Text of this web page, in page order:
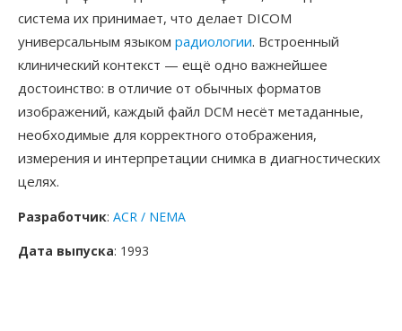
система их принимает, что делает DICOM
универсальным языком радиологии. Встроенный
клинический контекст — ещё одно важнейшее
достоинство: в отличие от обычных форматов
изображений, каждый файл DCM несёт метаданные,
необходимые для корректного отображения,
измерения и интерпретации снимка в диагностических
целях.
Разработчик: ACR / NEMA
Дата выпуска: 1993